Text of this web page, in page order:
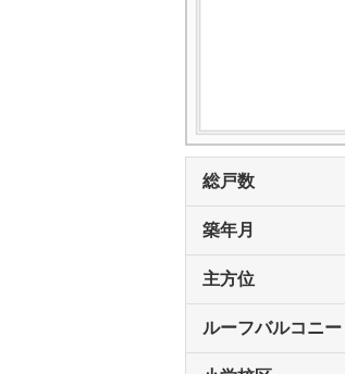
総戸数
築年月
主方位
ルーフバルコニー